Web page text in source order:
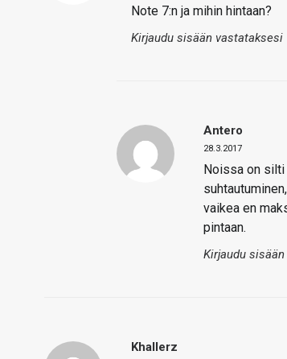
Note 7:n ja mihin hintaan?
Kirjaudu sisään vastataksesi
Antero
28.3.2017
Noissa on silti
vaikea en
pintaan.
Kirjaudu
Khallerz